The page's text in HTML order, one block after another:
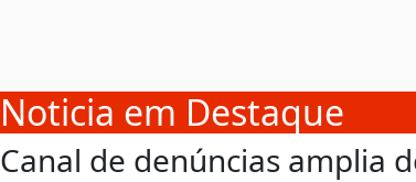
Noticia em Destaque
Canal de denúncias amplia